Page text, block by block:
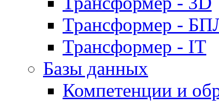
Трансформер -
Трансформер - IT
Базы данных
Компетенции и